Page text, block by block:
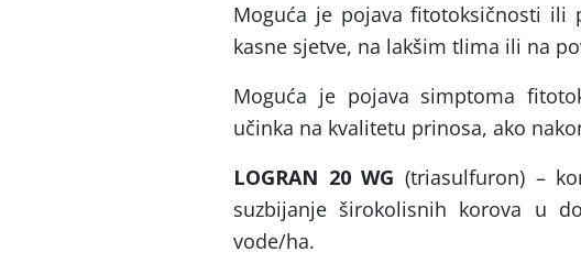
Moguća je pojava fitotoksičnosti ili
kasne sjetve, na lakšim tlima ili na
Moguća je pojava simptoma
učinka na kvalitetu prinosa, ako
LOGRAN 20 WG (triasulfuron) –
suzbijanje širokolisnih korova u
vode/ha.